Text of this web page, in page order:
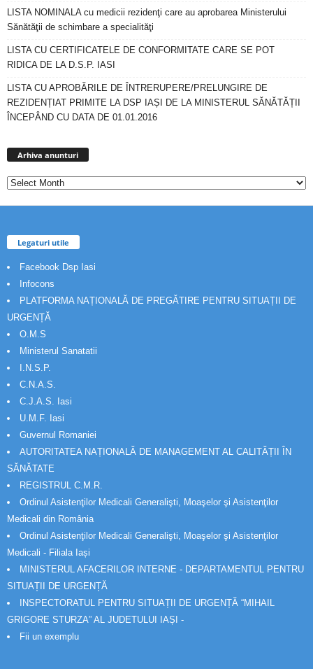
LISTA NOMINALA cu medicii rezidenţi care au aprobarea Ministerului
Sănătăţii de schimbare a specialităţi
LISTA CU CERTIFICATELE DE CONFORMITATE CARE SE POT
RIDICA DE LA D.S.P. IASI
LISTA CU APROBĂRILE DE ÎNTRERUPERE/PRELUNGIRE DE
REZIDENȚIAT PRIMITE LA DSP IAȘI DE LA MINISTERUL SĂNĂTĂȚII
ÎNCEPÂND CU DATA DE 01.01.2016
Arhiva anunturi
Legaturi utile
Facebook Dsp Iasi
Infocons
PLATFORMA NAȚIONALĂ DE PREGĂTIRE PENTRU SITUAȚII DE
URGENȚĂ
O.M.S
Ministerul Sanatatii
I.N.S.P.
C.N.A.S.
C.J.A.S. Iasi
U.M.F. Iasi
Guvernul Romaniei
AUTORITATEA NAȚIONALĂ DE MANAGEMENT AL CALITĂȚII ÎN
SĂNĂTATE
REGISTRUL C.M.R.
Ordinul Asistenţilor Medicali Generalişti, Moaşelor şi Asistenţilor
Medicali din România
Ordinul Asistenţilor Medicali Generalişti, Moaşelor şi Asistenţilor
Medicali - Filiala Iași
MINISTERUL AFACERILOR INTERNE - DEPARTAMENTUL PENTRU
SITUAȚII DE URGENȚĂ
INSPECTORATUL PENTRU SITUAȚII DE URGENȚĂ “MIHAIL
GRIGORE STURZA” AL JUDETULUI IAȘI -
Fii un exemplu